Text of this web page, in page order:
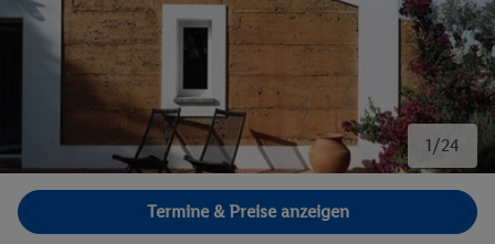
1/24
Bild 1 von 24.
Termine & Preise anzeigen